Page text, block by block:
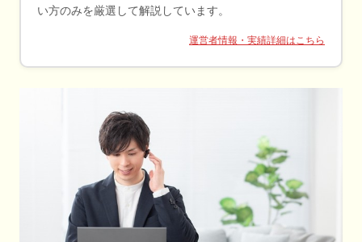
い方のみを厳選して解説しています。
運営者情報・実績詳細はこちら